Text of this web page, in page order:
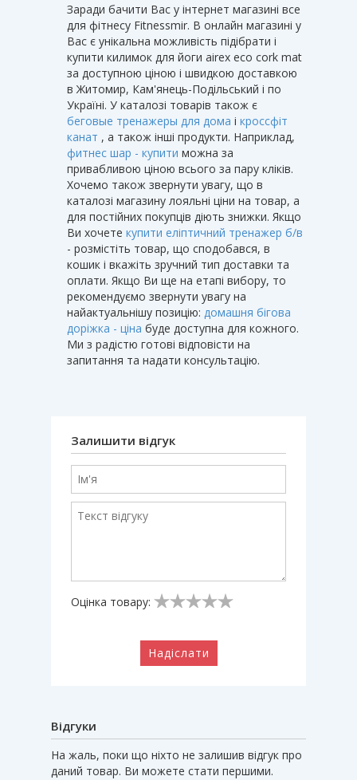
Заради бачити Вас у інтернет магазині все
для фітнесу Fitnessmir. В онлайн магазині у
Вас є унікальна можливість підібрати і
купити килимок для йоги airex eco cork mat
за доступною ціною і швидкою доставкою
в Житомир, Кам'янець-Подільський і по
Україні. У каталозі товарів також є
беговые тренажеры для дома і кроссфіт
канат , а також інші продукти. Наприклад,
фитнес шар - купити можна за
привабливою ціною всього за пару кліків.
Хочемо також звернути увагу, що в
каталозі магазину лояльні ціни на товар, а
для постійних покупців діють знижки. Якщо
Ви хочете купити еліптичний тренажер б/в
- розмістіть товар, що сподобався, в
кошик і вкажіть зручний тип доставки та
оплати. Якщо Ви ще на етапі вибору, то
рекомендуємо звернути увагу на
найактуальнішу позицію: домашня бігова
доріжка - ціна буде доступна для кожного.
Ми з радістю готові відповісти на
запитання та надати консультацію.
Залишити відгук
Оцінка товару:
Надіслати
Відгуки
На жаль, поки що ніхто не залишив відгук про
даний товар. Ви можете стати першими.